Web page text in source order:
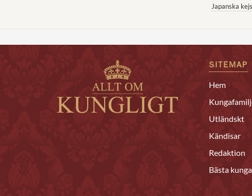
Japanska
SITEMAP
Hem
Utländskt
Kändisar
Redaktion
Bästa